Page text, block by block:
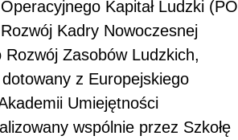
Kapitał Ludzki (PO
Kadry Nowoczesnej
Zasobów Ludzkich,
z Europejskiego
Umiejętności
wspólnie przez Szkołę